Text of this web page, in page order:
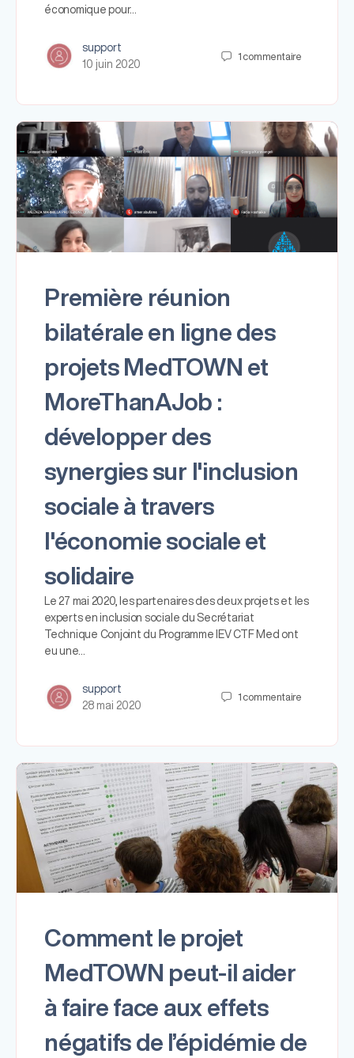
économique pour…
support
10 juin 2020
1 commentaire
Première réunion
bilatérale en ligne des
projets MedTOWN et
MoreThanAJob :
développer des
synergies sur l'inclusion
sociale à travers
l'économie sociale et
solidaire
Le 27 mai 2020, les partenaires des deux projets et les
experts en inclusion sociale du Secrétariat
Technique Conjoint du Programme IEV CTF Med ont
eu une…
support
28 mai 2020
1 commentaire
Comment le projet
MedTOWN peut-il aider
à faire face aux effets
négatifs de l’épidémie de